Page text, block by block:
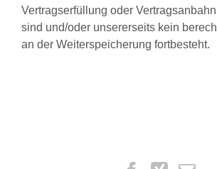
Vertragserfüllung oder
sind und/oder unsererseits kein
an der Weiterspeicherung fortbesteht.